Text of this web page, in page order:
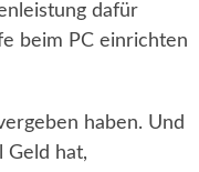
dafür
beim PC einrichten
haben. Und
Geld hat,